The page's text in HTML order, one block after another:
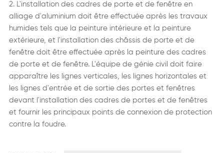
2. L'installation des cadres de porte et de fenêtre en
alliage d'aluminium doit être effectuée après les travaux
humides tels que la peinture intérieure et la peinture
extérieure, et l'installation des châssis de porte et de
fenêtre doit être effectuée après la peinture des cadres
de porte et de fenêtre. L'équipe de génie civil doit faire
apparaître les lignes verticales, les lignes horizontales et
les lignes d'entrée et de sortie des portes et fenêtres
devant l'installation des cadres de portes et de fenêtres
et fournir les principaux points de connexion de protection
contre la foudre.